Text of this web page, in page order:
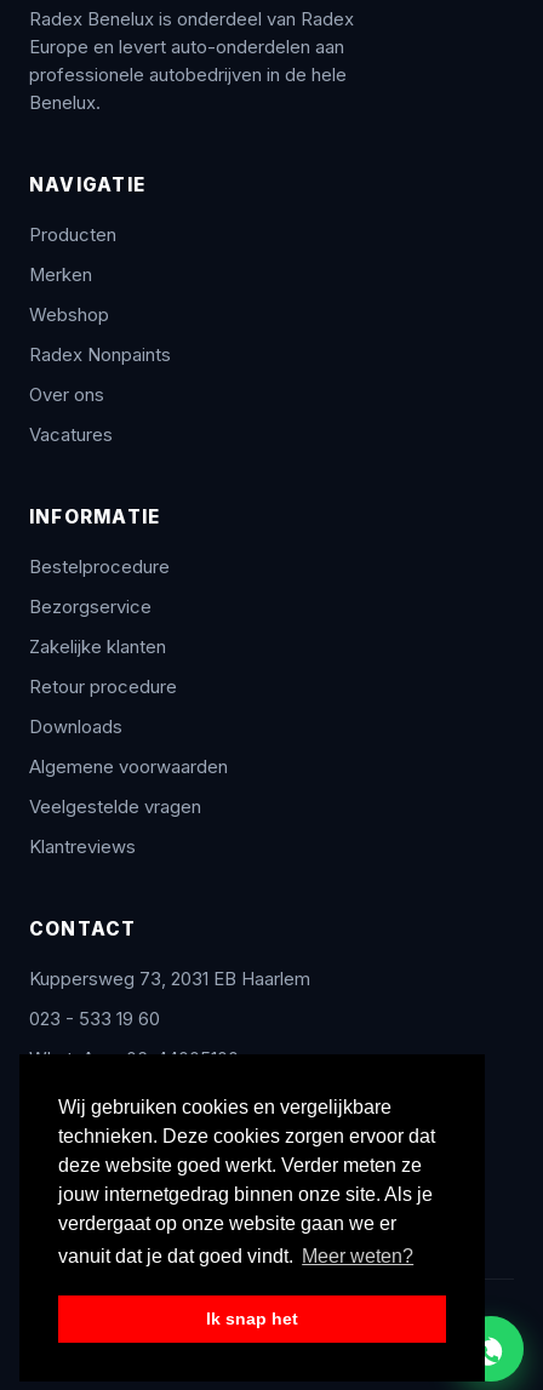
Wij gebruiken cookies en vergelijkbare
technieken. Deze cookies zorgen ervoor dat
deze website goed werkt. Verder meten ze
jouw internetgedrag binnen onze site. Als je
verdergaat op onze website gaan we er
vanuit dat je dat goed vindt. Meer weten?
Ik snap het
Radex Benelux is onderdeel van Radex
Europe en levert auto-onderdelen aan
professionele autobedrijven in de hele
Benelux.
NAVIGATIE
Producten
Merken
Webshop
Radex Nonpaints
Over ons
Vacatures
INFORMATIE
Bestelprocedure
Bezorgservice
Zakelijke klanten
Retour procedure
Downloads
Algemene voorwaarden
Veelgestelde vragen
Klantreviews
CONTACT
Kuppersweg 73, 2031 EB Haarlem
023 - 533 19 60
WhatsApp: 06-44005100
info@radex-benelux.nl
Ma – Vrij: 9:00 – 17:00
© 2026 Radex Benelux. Alle rechten voorbehouden.